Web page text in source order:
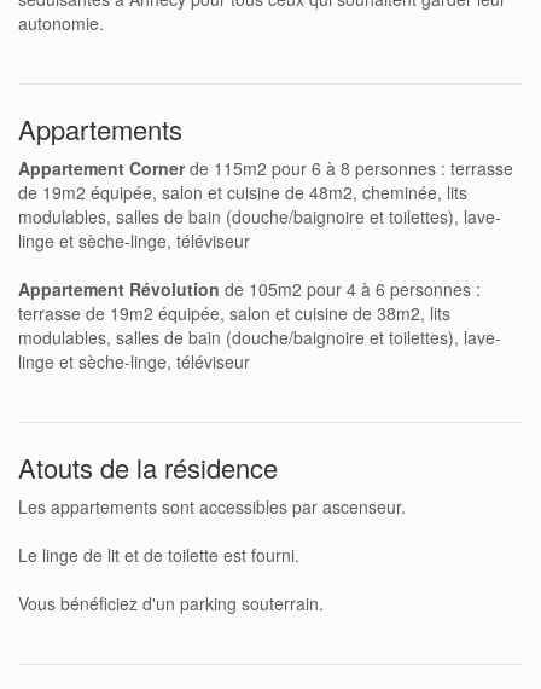
autonomie.
Appartements
Appartement Cornerde 115m2 pour 6 à 8 personnes : terrasse
de 19m2 équipée, salon et cuisine de 48m2, cheminée, lits
modulables, salles de bain (douche/baignoire et toilettes), lave-
linge et sèche-linge, téléviseur
Appartement Révolution de 105m2 pour 4 à 6 personnes :
terrasse de 19m2 équipée, salon et cuisine de 38m2, lits
modulables, salles de bain (douche/baignoire et toilettes), lave-
linge et sèche-linge, téléviseur
Atouts de la résidence
Les appartements sont accessibles par ascenseur.
Le linge de lit et de toilette est fourni.
Vous bénéficiez d'un parking souterrain.